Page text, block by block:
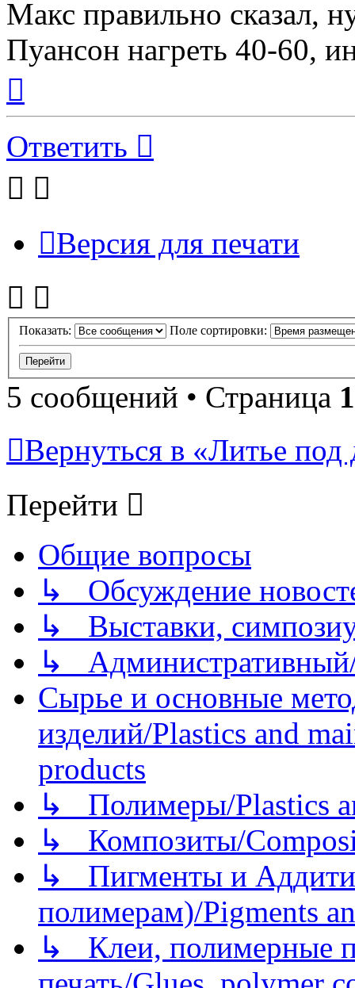
Макс правильно сказал,
Пуансон нагреть 40-60,
началу
Ответить
Версия для печати
Показать: Поле сортировки:
5 сообщений • Страница 1
Вернуться в «Литье
Перейти
Общие вопросы
↳ Обсуждение
↳ Выставки,
↳
Сырье и основные
изделий/Plastics and
products
↳ Полимеры/Plastics
↳ Композиты/
↳ Пигменты и
полимерам)/Pigments
↳ Клеи, полимерные